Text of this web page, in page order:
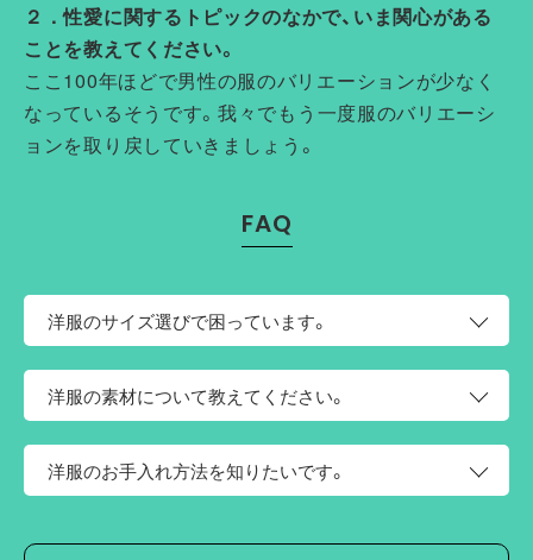
２．性愛に関するトピックのなかで、いま関心がある
ことを教えてください。
ここ100年ほどで男性の服のバリエーションが少なく
なっているそうです。 我々でもう一度服のバリエーシ
ョンを取り戻していきましょう。
FAQ
洋服のサイズ選びで困っています。
このページの上部にサイズという項目がございます。そち
らにサイズ表がございますので、お手持ちの洋服と比較し
洋服の素材について教えてください。
コットン100%のリップストップ生地を使用しています。
洋服のお手入れ方法を知りたいです。